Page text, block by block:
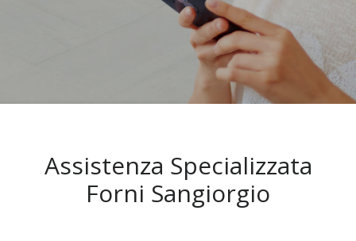
Assistenza Specializzata
Forni Sangiorgio